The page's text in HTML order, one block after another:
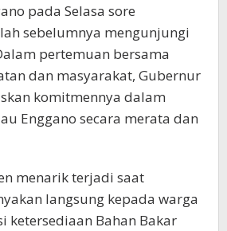
pada Selasa sore
sebelumnya mengunjungi
pertemuan bersama
dan masyarakat, Gubernur
komitmennya dalam
Enggano secara merata dan
menarik terjadi saat
langsung kepada warga
ketersediaan Bahan Bakar